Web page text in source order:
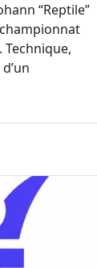
“Reptile”